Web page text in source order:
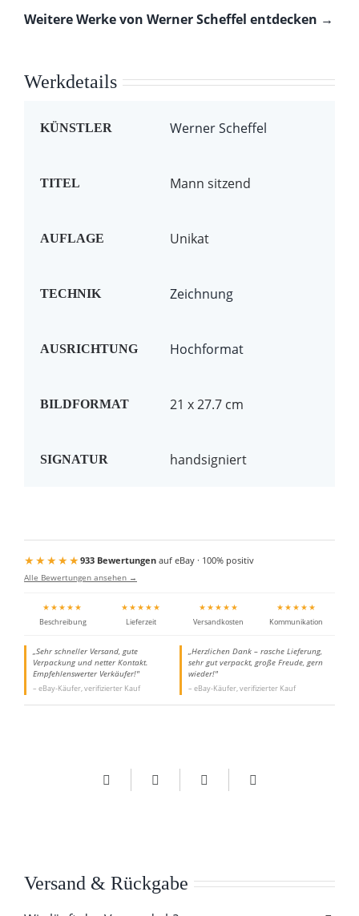
Weitere Werke von Werner Scheffel entdecken →
Werkdetails
KÜNSTLER Werner Scheffel
TITEL Mann sitzend
AUFLAGE Unikat
TECHNIK Zeichnung
AUSRICHTUNG Hochformat
BILDFORMAT 21 x 27.7 cm
SIGNATUR handsigniert
★★★★★933 Bewertungenauf eBay · 100% positiv
Alle Bewertungen ansehen →
★★★★★
Beschreibung
★★★★★
Lieferzeit
★★★★★
Versandkosten
★★★★★
Kommunikation
„Sehr schneller Versand, gute
Verpackung und netter Kontakt.
Empfehlenswerter Verkäufer!"
– eBay-Käufer, verifizierter Kauf
„Herzlichen Dank – rasche Lieferung,
sehr gut verpackt, große Freude, gern
wieder!"
– eBay-Käufer, verifizierter Kauf
Versand & Rückgabe